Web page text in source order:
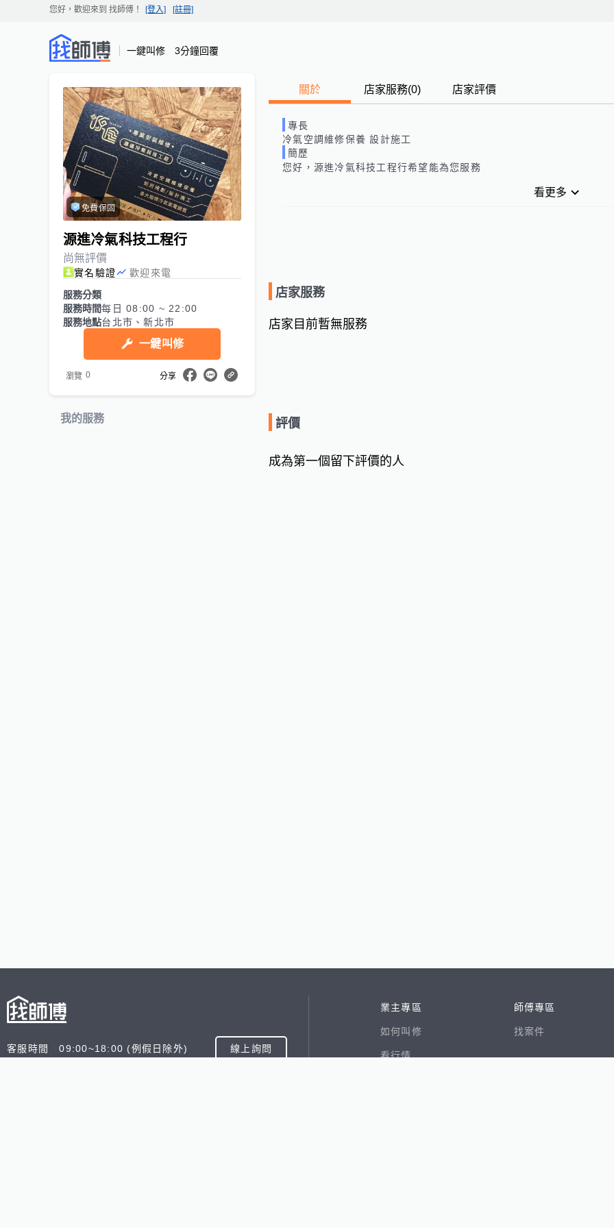
您好，歡迎來到 找師傅 ！ [登入] [註冊]
一鍵叫修 3分鐘回覆
免費保固
源進冷氣科技工程行
尚無評價
實名驗證
歡迎來電
服務分類
服務時間每日 08:00 ~ 22:00
服務地點台北市、新北市
一鍵叫修
瀏覽 0 分享
我的服務
關於 店家服務(0) 店家評價
專長
冷氣空調維修保養 設計施工
簡歷
您好，源進冷氣科技工程行希望能為您服務
看更多
店家服務
店家目前暫無服務
評價
成為第一個留下評價的人
客服時間 09:00~18:00 (例假日除外) 線上詢問
業主專區
如何叫修
看行情
師傅專區
找案件